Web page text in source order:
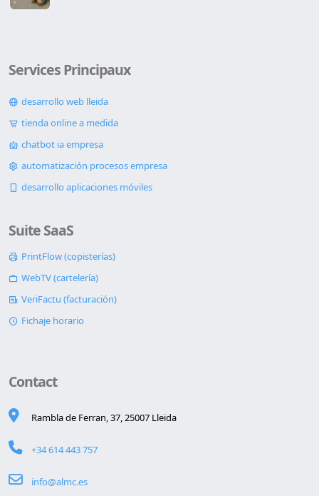
Services Principaux
desarrollo web lleida
tienda online a medida
chatbot ia empresa
automatización procesos empresa
desarrollo aplicaciones móviles
Suite SaaS
PrintFlow (copisterías)
WebTV (cartelería)
VeriFactu (facturación)
Fichaje horario
Contact
Rambla de Ferran, 37, 25007 Lleida
+34 614 443 757
info@almc.es